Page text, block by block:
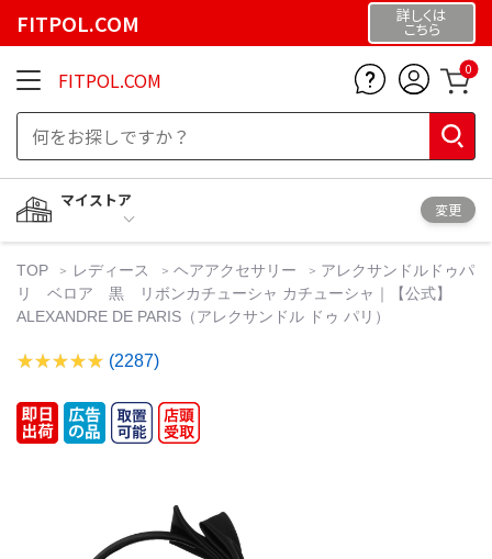
FITPOL.COM 詳しくは
こちら
FITPOL.COM 0
マイストア
変更
TOP レディース ヘアアクセサリー
アレクサンドルドゥパ
リ ベロア 黒 リボンカチューシャ カチューシャ｜【公式】
ALEXANDRE DE PARIS（アレクサンドル ドゥ パリ）
(2287)